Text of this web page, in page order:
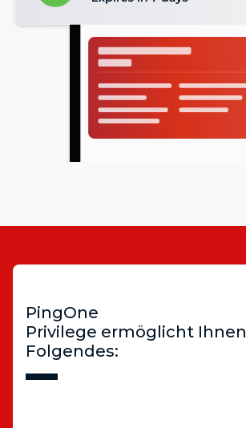
PingOne
Privilege ermöglicht Ihnen
Folgendes: